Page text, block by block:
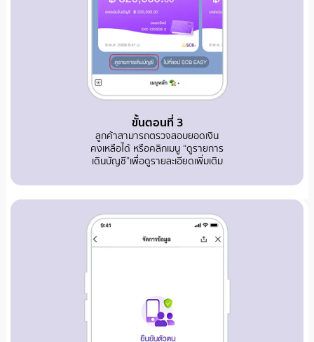
ขั้นตอนที่ 3
ลูกค้าสามารถตรวจสอบยอดเงิน
คงเหลือได้ หรือคลิกเมนู “ดูรายการ
เดินบัญชี”เพื่อดูรายละเอียดเพิ่มเติม